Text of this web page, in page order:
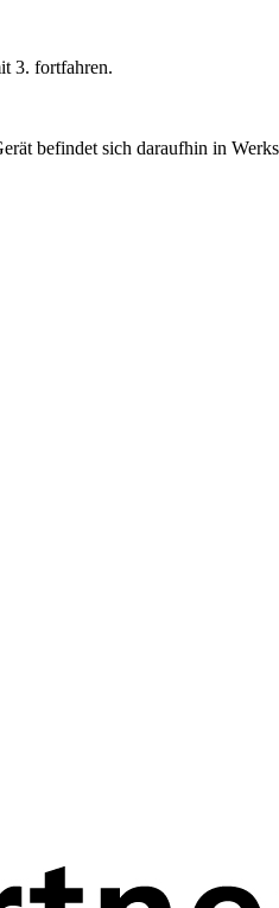
3. fortfahren.
befindet sich daraufhin in